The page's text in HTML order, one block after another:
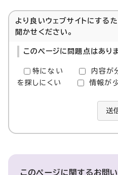
より良いウェブサイトにする
聞かせください。
このページに問題点はあり
特にない 内容が
を探しにくい
情報が
送
このページに関するお問